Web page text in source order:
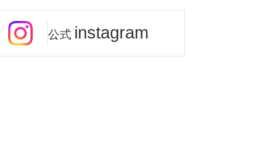
公式 instagram